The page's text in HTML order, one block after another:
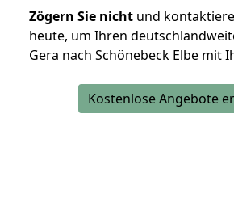
Zögern Sie nicht und
heute, um Ihren
Gera nach Schönebeck Elbe mit
Kostenlose Angebote